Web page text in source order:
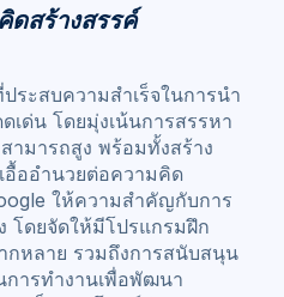
สร้างสรรค์
ระสบความสำเร็จในการนำ
เด่น โดยมุ่งเน้นการสรรหา
มารถสูง พร้อมทั้งสร้าง
อื้ออำนวยต่อความคิด
ให้ความสำคัญกับการ
โดยจัดให้มีโปรแกรมฝึก
หลาย รวมถึงการสนับสนุน
การทำงานเพื่อพัฒนา